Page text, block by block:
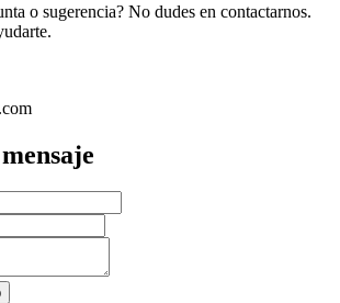
o sugerencia? No dudes en contactarnos.